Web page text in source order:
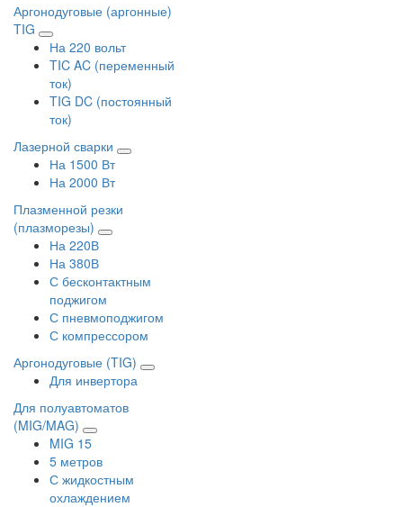
Аргонодуговые (аргонные)
TIG
На 220 вольт
TIC AC (переменный
ток)
TIG DC (постоянный
ток)
Лазерной сварки
На 1500 Вт
На 2000 Вт
Плазменной резки
(плазморезы)
На 220В
На 380В
С бесконтактным
поджигом
С пневмоподжигом
С компрессором
Аргонодуговые (TIG)
Для инвертора
Для полуавтоматов
(MIG/MAG)
MIG 15
5 метров
С жидкостным
охлаждением